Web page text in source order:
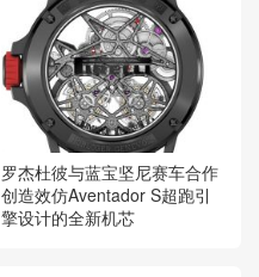
罗杰杜彼与蓝宝坚尼赛车合作
创造效仿Aventador S超跑引
擎设计的全新机芯